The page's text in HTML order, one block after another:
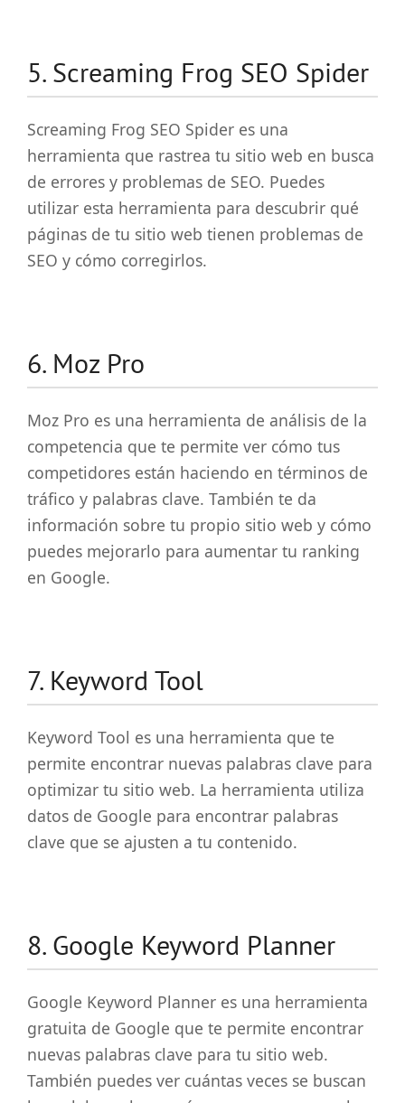
5. Screaming Frog SEO Spider
Screaming Frog SEO Spider es una
herramienta que rastrea tu sitio web en busca
de errores y problemas de SEO. Puedes
utilizar esta herramienta para descubrir qué
páginas de tu sitio web tienen problemas de
SEO y cómo corregirlos.
6. Moz Pro
Moz Pro es una herramienta de análisis de la
competencia que te permite ver cómo tus
competidores están haciendo en términos de
tráfico y palabras clave. También te da
información sobre tu propio sitio web y cómo
puedes mejorarlo para aumentar tu ranking
en Google.
7. Keyword Tool
Keyword Tool es una herramienta que te
permite encontrar nuevas palabras clave para
optimizar tu sitio web. La herramienta utiliza
datos de Google para encontrar palabras
clave que se ajusten a tu contenido.
8. Google Keyword Planner
Google Keyword Planner es una herramienta
gratuita de Google que te permite encontrar
nuevas palabras clave para tu sitio web.
También puedes ver cuántas veces se buscan